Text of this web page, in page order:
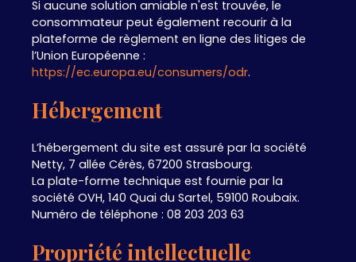
Si aucune solution amiable n'est trouvée, le
consommateur peut également recourir à la
plateforme de règlement en ligne des litiges de
l’Union Européenne :
https://ec.europa.eu/consumers/odr.
Hébergement
L’hébergement du site est assuré par la société
Netty, 7 allée Cérès, 67200 Strasbourg.
La plate-forme technique est fournie par la
société OVH, 140 Quai du Sartel, 59100 Roubaix.
Numéro de téléphone : 08 203 203 63
Propriété intellectuelle